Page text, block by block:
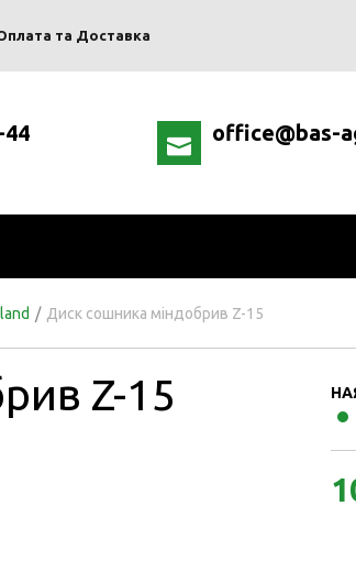
та Доставка
44 office@bas-
/ Диск сошника міндобрив Z-15
Z-15